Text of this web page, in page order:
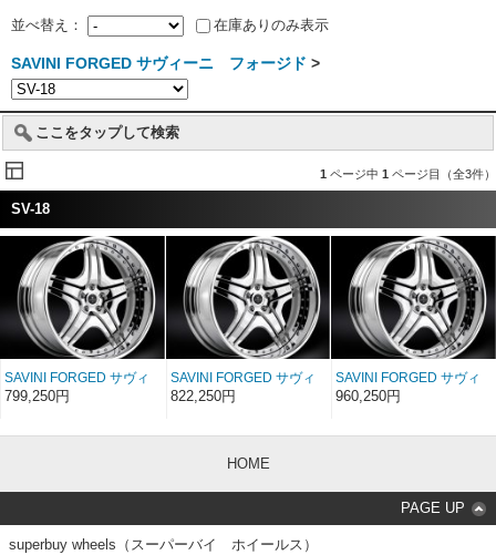
並べ替え： 在庫ありのみ表示
SAVINI FORGED サヴィーニ フォージド >
ここをタップして検索
1 ページ中 1 ページ目（全3件）
SV-18
SAVINI FORGED サヴィ
ーニ フォージド
799,250円
SAVINI FORGED サヴィ
ーニ フォージド
822,250円
SAVINI FORGED サヴィ
ーニ フォージド
960,250円
HOME
PAGE UP
superbuy wheels（スーパーバイ ホイールス）